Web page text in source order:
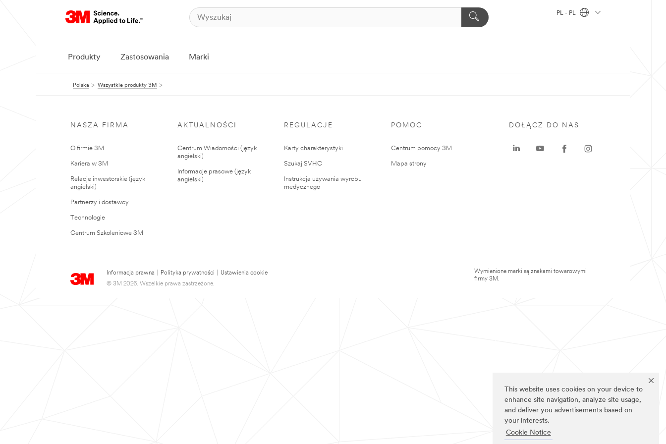
This website uses cookies on your device to
enhance site navigation, analyze site usage,
and deliver you advertisements based on
your interests.
Cookie Notice
PL - PL
Produkty Zastosowania Marki
Polska Wszystkie produkty 3M
NASZA FIRMA
O firmie 3M
Kariera w 3M
Relacje inwestorskie (język
angielski)
Partnerzy i dostawcy
Technologie
Centrum Szkoleniowe 3M
AKTUALNOŚCI
Centrum Wiadomości (język
angielski)
Informacje prasowe (język
angielski)
REGULACJE
Karty charakterystyki
Szukaj SVHC
Instrukcja używania wyrobu
medycznego
POMOC
Centrum pomocy 3M
Mapa strony
Informacja prawna Polityka prywatności
Ustawienia cookie
© 3M 2026. Wszelkie prawa zastrzeżone.
DOŁĄCZ DO NAS
Wymienione marki są znakami towarowymi
firmy 3M.